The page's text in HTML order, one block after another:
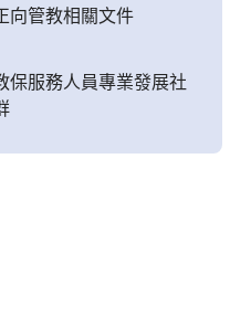
向管教相關文件
保服務人員專業發展社